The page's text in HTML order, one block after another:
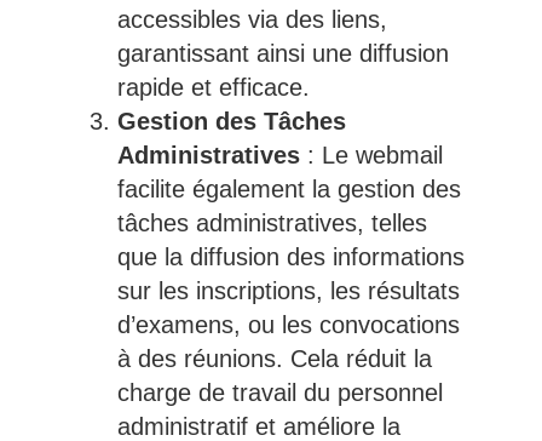
accessibles via des liens,
garantissant ainsi une diffusion
rapide et efficace.
Gestion des Tâches
Administratives: Le webmail
facilite également la gestion des
tâches administratives, telles
que la diffusion des informations
sur les inscriptions, les résultats
d’examens, ou les convocations
à des réunions. Cela réduit la
charge de travail du personnel
administratif et améliore la